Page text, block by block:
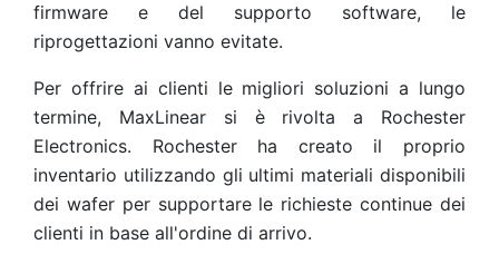
firmware e del supporto software, le
riprogettazioni vanno evitate.
Per offrire ai clienti le migliori soluzioni a lungo
termine, MaxLinear si è rivolta a Rochester
Electronics. Rochester ha creato il proprio
inventario utilizzando gli ultimi materiali disponibili
dei wafer per supportare le richieste continue dei
clienti in base all'ordine di arrivo.